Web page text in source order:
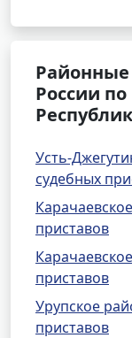
России
Усть-
судебных
приставов
приставов
Урупское
приставов